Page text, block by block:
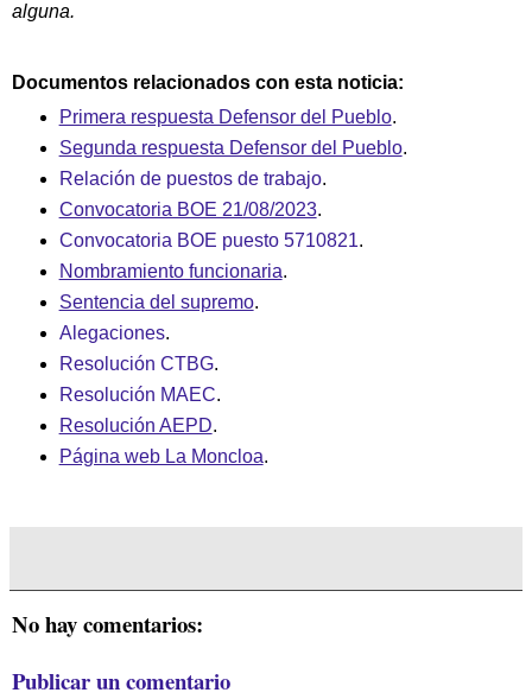
alguna.
Documentos relacionados con esta noticia:
Primera respuesta Defensor del Pueblo.
Segunda respuesta Defensor del Pueblo.
Relación de puestos de trabajo.
Convocatoria BOE 21/08/2023.
Convocatoria BOE puesto 5710821.
Nombramiento funcionaria.
Sentencia del supremo.
Alegaciones.
Resolución CTBG.
Resolución MAEC.
Resolución AEPD.
Página web La Moncloa.
No hay comentarios:
Publicar un comentario